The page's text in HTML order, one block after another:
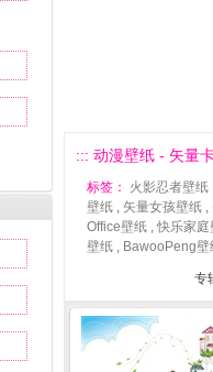
::: 动漫壁纸 - 矢量
标签： 火影忍者壁纸
壁纸 , 矢量女孩壁纸 ,
Office壁纸 , 快乐家庭
壁纸 , BawooPeng壁
专